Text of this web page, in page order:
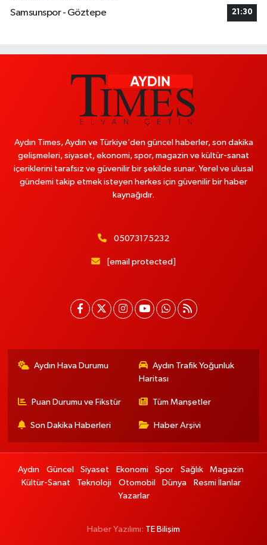
Samsunspor - Göztepe
21:30
Aydın Times, Aydın ve Türkiye’den güncel haberler, son dakika
gelişmeleri, siyaset, ekonomi, spor, magazin ve kültür-sanat
içeriklerini tarafsız ve güvenilir bir şekilde sunar. Yerel ve ulusal
gündemi takip etmek isteyen herkes için güvenilir bir haber
kaynağıdır.
05073175232
[email protected]
Aydın Hava Durumu
Aydın Trafik Yoğunluk
Haritası
Puan Durumu ve Fikstür Tüm Manşetler
Son Dakika Haberleri Haber Arşivi
Aydın Güncel Siyaset Ekonomi Spor Sağlık
Magazin
Kültür-Sanat
Teknoloji Otomobil Dünya
Resmi İlanlar
Yazarlar
Haber Yazılımı: TE Bilişim